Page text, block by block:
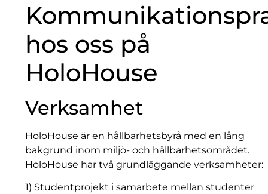
hos oss på
HoloHouse
Verksamhet
HoloHouse är en hållbarhetsbyrå med en lång
bakgrund inom miljö- och hållbarhetsområdet.
HoloHouse har två grundläggande verksamheter:
1) Studentprojekt i samarbete mellan studenter